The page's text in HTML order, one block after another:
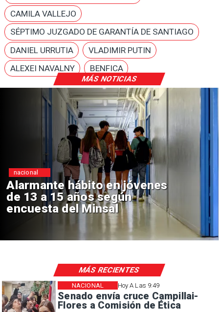
MÁS NOTICIAS
CAMILA VALLEJO
SÉPTIMO JUZGADO DE GARANTÍA DE SANTIAGO
DANIEL URRUTIA
VLADIMIR PUTIN
ALEXEI NAVALNY
BENFICA
Aprueban creación del Parque
Sebastián Piñera con inversión
de $4 mil millones
Regiones
Hoy A Las 9:49
Senado envía cruce Campillai-
Flores a Comisión de Ética
NACIONAL
MÁS RECIENTES